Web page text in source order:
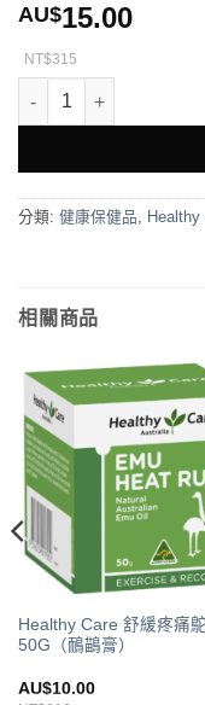
AU$15.00
NT$315
Healthy Care Super
分類: 健康保健品, Healthy
相關商品
Healthy Care 舒緩疼痛
50G（鴯鶓膏）
AU$10.00